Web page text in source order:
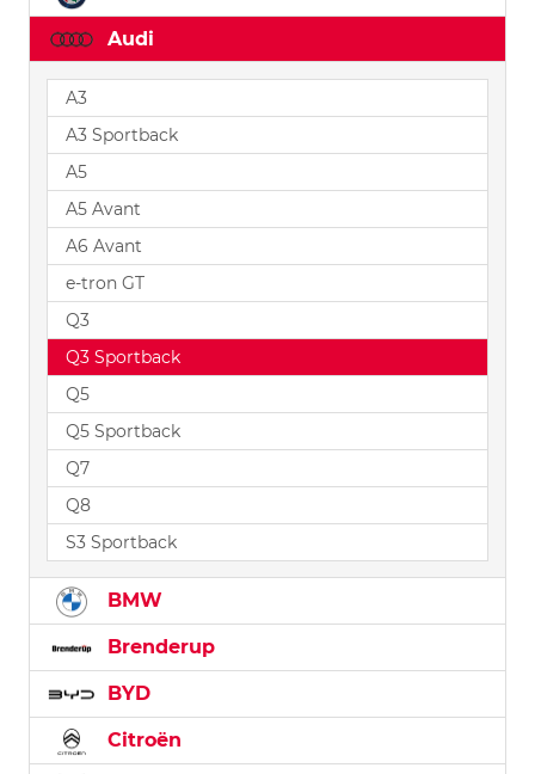
Audi
A3
A3 Sportback
A5
A5 Avant
A6 Avant
e-tron GT
Q3
Q3 Sportback
Q5
Q5 Sportback
Q7
Q8
S3 Sportback
BMW
Brenderup
BYD
Citroën